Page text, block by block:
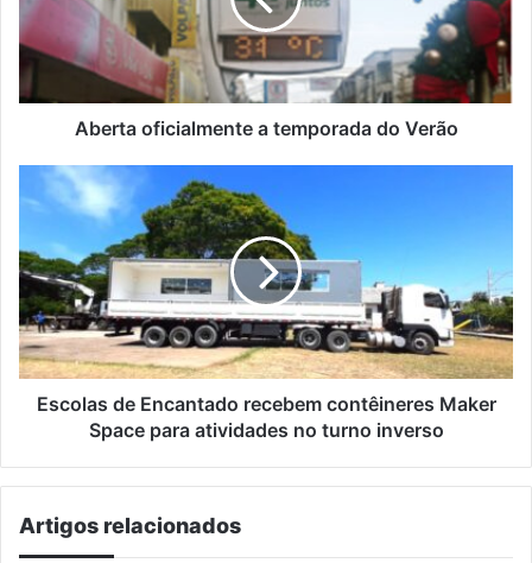
Verão
Aberta oficialmente a temporada do Verão
Escolas
de
recebem
contêineres
Maker
Space
para
atividades
Escolas de Encantado recebem contêineres Maker
Space para atividades no turno inverso
Artigos relacionados